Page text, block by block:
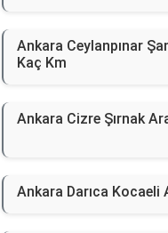
Ankara Ceylanpınar
Kaç Km
Ankara Cizre Şırnak
Ankara Darıca Kocaeli